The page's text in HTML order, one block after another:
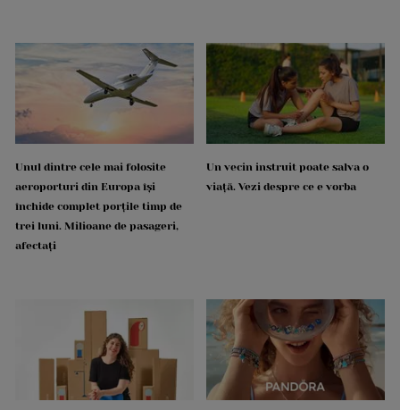
Unul dintre cele mai folosite
aeroporturi din Europa își
închide complet porțile timp de
trei luni. Milioane de pasageri,
afectați
Un vecin instruit poate salva o
viață. Vezi despre ce e vorba